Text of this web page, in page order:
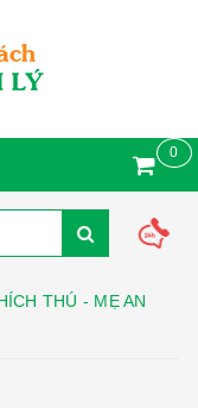
0
THÚ - MẸ AN